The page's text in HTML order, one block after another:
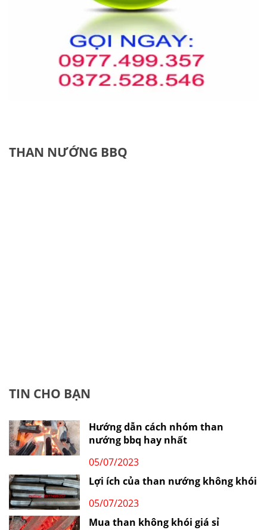
THAN NƯỚNG BBQ
TIN CHO BẠN
Hướng dẫn cách nhóm than
nướng bbq hay nhất
05/07/2023
Lợi ích của than nướng không khói
05/07/2023
Mua than không khói giá sỉ